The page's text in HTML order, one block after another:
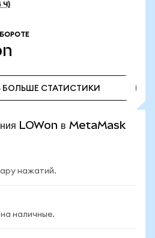
Ч)
БОЛЬШЕ СТАТИСТИКИ
LOWon в MetaMask
нажатий.
наличные.